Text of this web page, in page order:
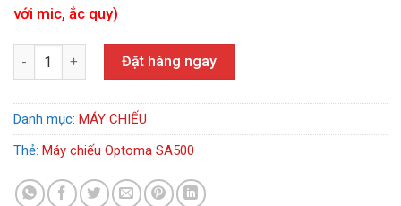
với mic, ắc quy)
Máy chiếu Optoma SA500 số lượng
Đặt hàng ngay
Danh mục: MÁY CHIẾU
Thẻ: Máy chiếu Optoma SA500